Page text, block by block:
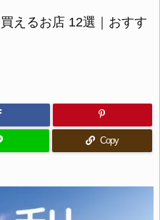
検索
えるお店 12選｜おすす
Copy